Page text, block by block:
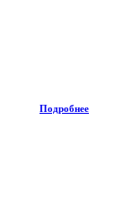
Подробнее